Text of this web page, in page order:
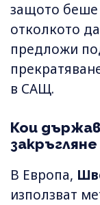
защото беше
отколкото
предложи
в САЩ.
Кои
В Европа,
използват